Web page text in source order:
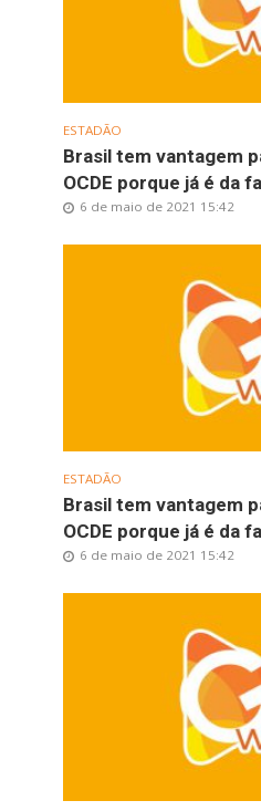
ESTADÃO
Brasil tem vantagem
OCDE porque já é da
6 de maio de 2021 15:42
ESTADÃO
Brasil tem vantagem
OCDE porque já é da
6 de maio de 2021 15:42